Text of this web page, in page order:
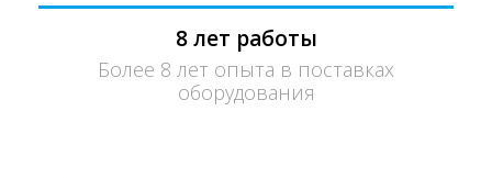
8 лет работы
Более 8 лет опыта в поставках
оборудования